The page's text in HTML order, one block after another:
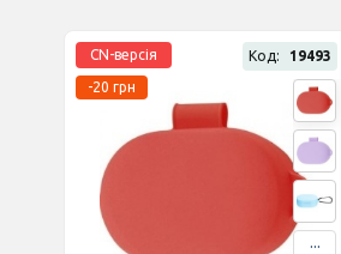
...
Код: 19493
CN-версія
-20 грн